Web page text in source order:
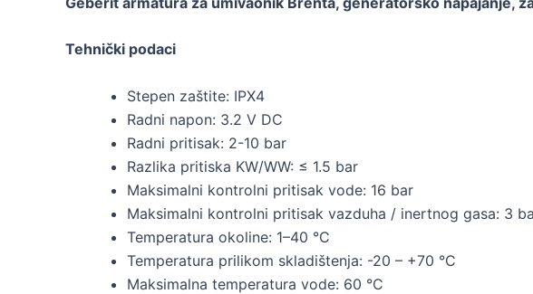
Tehnički podaci
Stepen zaštite: IPX4
Radni napon: 3.2 V DC
Radni pritisak: 2-10 bar
Razlika pritiska KW/WW: ≤ 1.5 bar
Maksimalni kontrolni pritisak vode: 16 bar
Maksimalni kontrolni pritisak vazduha / inertnog gasa: 3
Temperatura okoline: 1–40 °C
Temperatura prilikom skladištenja: -20 – +70 °C
Maksimalna temperatura vode: 60 °C